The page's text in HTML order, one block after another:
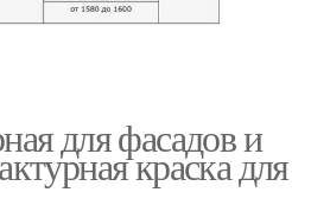
для фасадов и
краска для